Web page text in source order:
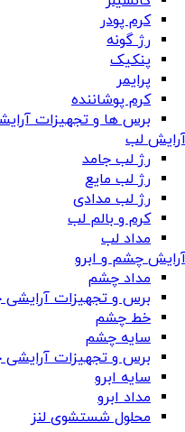
کرم پودر
رژ گونه
پنکیک
پرایمر
کرم پوشاننده
برس ها و تجهیزات
لب
رژ لب جامد
رژ لب مایع
رژ لب مدادی
کرم و بالم لب
مداد لب
چشم و ابرو
مداد چشم
برس و تجهیزات آرایشی
خط چشم
سایه چشم
برس و تجهیزات آرایشی
سایه ابرو
مداد ابرو
محلول شستشوی لنز